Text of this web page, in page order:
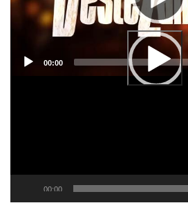
Current
00:00
Current
00:00